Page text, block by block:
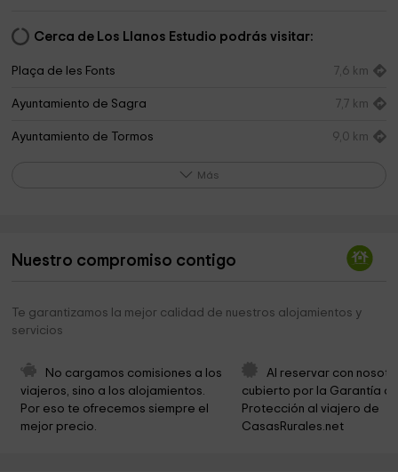
Cerca de Los Llanos Estudio podrás visitar:
Plaça de les Fonts 7,6 km
Ayuntamiento de Sagra 7,7 km
Ayuntamiento de Tormos 9,0 km
Mi-invernadero 11,1 km
Ojo de Agua
Cementerio Parroquial de Santa Ana
Parroquia De Santa Ana
Ayuntamiento de la Vall de Laguar 12,9 km
Más
Nuestro compromiso contigo
Te garantizamos la mejor calidad de nuestros alojamientos y
servicios
No cargamos comisiones a los
viajeros, sino a los alojamientos.
Por eso te ofrecemos siempre el
mejor precio.
Al reservar con
cubierto por la Garantía
Protección al viajero de
CasasRurales.net